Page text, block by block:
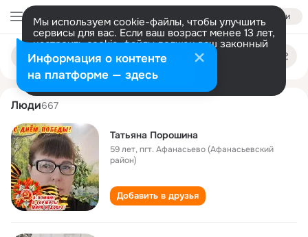
Войти
Мы используем cookie-файлы, чтобы улучшить
сервисы для вас. Если ваш возраст менее 13 лет,
настроить cookie-файлы должен ваш законный
представитель. Больше информации
Разрешить все Настроить
Поиск
людям
tatyana poroshina
Люди667
Татьяна Порошина
59 лет,пгт. Афанасьево (Афанасьевский
район)
Добавить в друзья
Информация о контенте
на платформе — здесь